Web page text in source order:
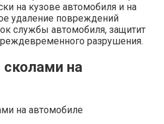
на кузове автомобиля и на
удаление повреждений
службы автомобиля, защитит
разрушения.
сколами на